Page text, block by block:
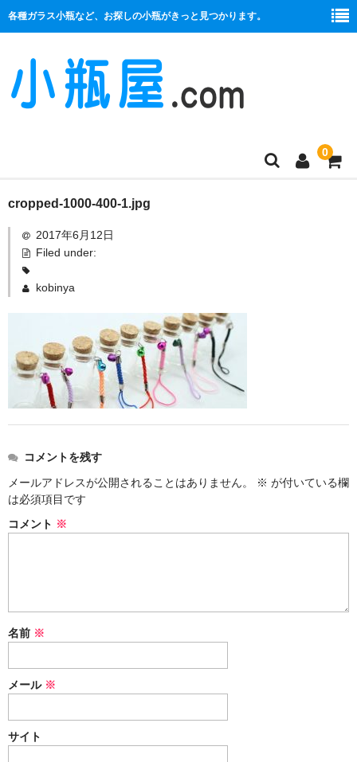
各種ガラス小瓶など、お探しの小瓶がきっと見つかります。
0
商品一覧
絞り口
ストレート
コルク栓
単品
セット
セット
デザイン小瓶
セット
cropped-1000-400-1.jpg
2017年6月12日
Filed under:
kobinya
コメントを残す
メールアドレスが公開されることはありません。
※ が付いている欄
は必須項目です
コメント ※
名前 ※
メール ※
サイト